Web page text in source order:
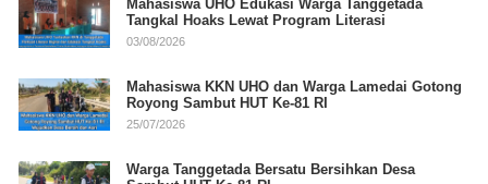
Mahasiswa UHO Edukasi Warga Tanggetada
Tangkal Hoaks Lewat Program Literasi
03/08/2026
Mahasiswa KKN UHO dan Warga Lamedai Gotong
Royong Sambut HUT Ke-81 RI
25/07/2026
Warga Tanggetada Bersatu Bersihkan Desa